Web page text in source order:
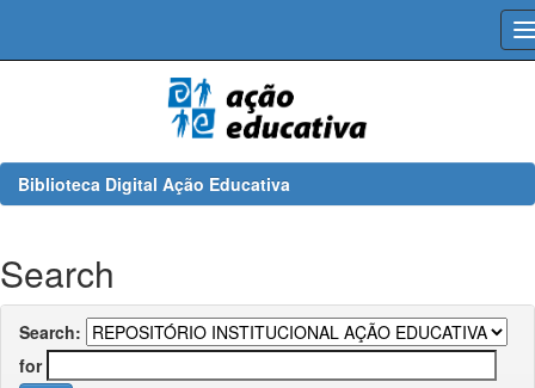
Biblioteca Digital Ação Educativa
Search
Search:
for